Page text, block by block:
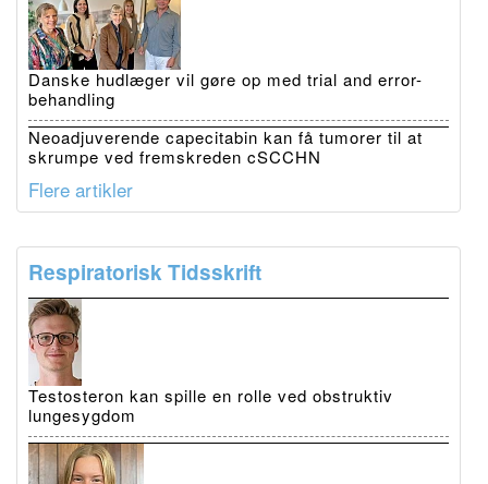
Danske hudlæger vil gøre op med trial and error-
behandling
Neoadjuverende capecitabin kan få tumorer til at
skrumpe ved fremskreden cSCCHN
Flere artikler
Respiratorisk Tidsskrift
Testosteron kan spille en rolle ved obstruktiv
lungesygdom